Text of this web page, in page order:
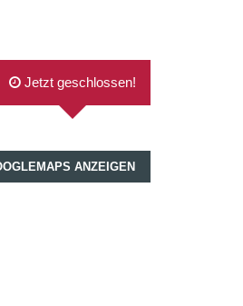
ANZEIGEN
Jetzt geschlossen!